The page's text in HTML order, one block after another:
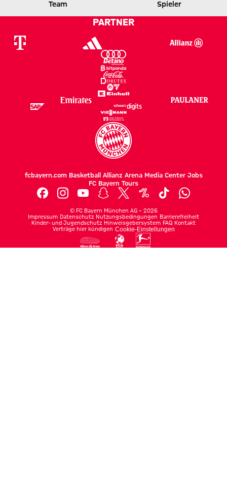
FCB
Zwischenergebnis:
0 zu 0 nach Erste Halbzeit
S04
Team Spieler
PARTNER
fcbayern.com Basketball Allianz Arena Media Center Jobs
FC Bayern Tours
© FC Bayern München AG – 2026
Impressum Datenschutz Nutzungsbedingungen Barrierefreiheit
Kinder- und Jugendschutz Hinweisgebersystem FAQ Kontakt
Verträge hier kündigen Cookie-Einstellungen